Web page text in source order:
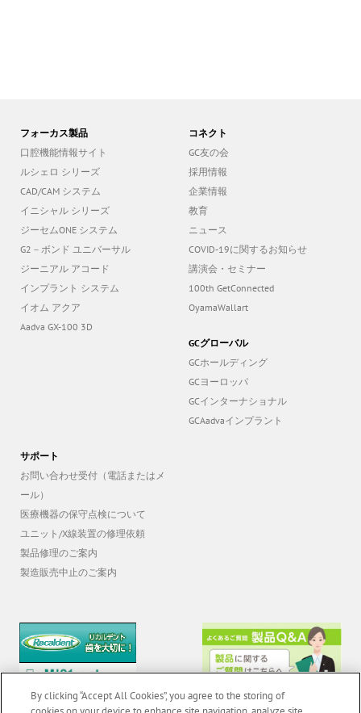
フォーカス製品
口腔機能情報サイト
ルシェロ シリーズ
CAD/CAM システム
イニシャル シリーズ
ジーセムONE システム
G2－ボンド ユニバーサル
ジーニアル アコード
インプラント システム
イオム アクア
Aadva GX-100 3D
コネクト
GC友の会
採用情報
企業情報
教育
ニュース
COVID-19に関するお知らせ
講演会・セミナー
100th GetConnected
OyamaWallart
GCグローバル
GCホールディング
GCヨーロッパ
GCインターナショナル
GCAadvaインプラント
サポート
お問い合わせ受付（電話またはメ
ール）
医療機器の保守点検について
ユニット/X線装置の修理依頼
製品修理のご案内
製造販売中止のご案内
By clicking “Accept All Cookies”, you agree to the storing of